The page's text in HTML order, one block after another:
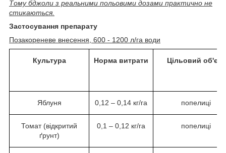
Тому бджоли з реальними польовими дозами практично не
стикаються.
Застосування препарату
Позакореневе внесення, 600 - 1200 л/га води
Культура Норма витрати Цільовий об'єкт
Яблуня 0,12 – 0,14 кг/га попелиці
Томат (відкритий
ґрунт)
0,1 – 0,12 кг/га попелиці